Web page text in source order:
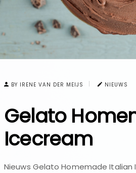
BY IRENE VAN DER MEIJS NIEUWS
Gelato
Icecream
Nieuws Gelato Homemade Italian